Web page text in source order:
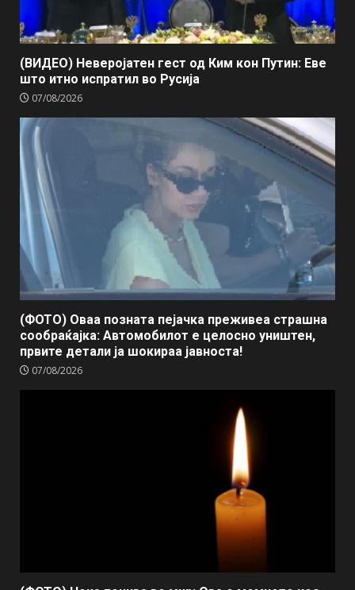
(ВИДЕО) Неверојатен гест од Ким кон Путин: Еве
што итно испратил во Русија
07/08/2026
(ФОТО) Оваа позната пејачка преживеа страшна
сообраќајка: Автомобилот е целосно уништен,
првите детали ја шокираа јавноста!
07/08/2026